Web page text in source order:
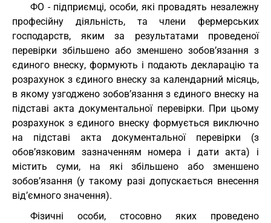
ФО - підприємці, особи, які провадять незалежну
професійну діяльність, та члени фермерських
господарств, яким за результатами проведеної
перевірки збільшено або зменшено зобов’язання з
єдиного внеску, формують і подають декларацію та
розрахунок з єдиного внеску за календарний місяць,
в якому узгоджено зобов’язання з єдиного внеску на
підставі акта документальної перевірки. При цьому
розрахунок з єдиного внеску формується виключно
на підставі акта документальної перевірки (з
обов’язковим зазначенням номера і дати акта) і
містить суми, на які збільшено або зменшено
зобов’язання (у такому разі допускається внесення
від’ємного значення).
Фізичні особи, стосовно яких проведено